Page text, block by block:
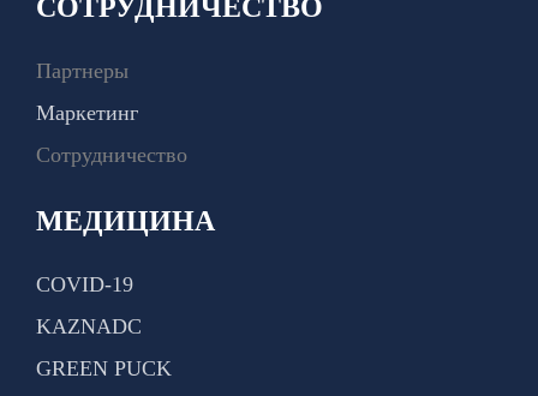
СОТРУДНИЧЕСТВО
Партнеры
Маркетинг
Сотрудничество
МЕДИЦИНА
COVID-19
KAZNADC
GREEN PUCK